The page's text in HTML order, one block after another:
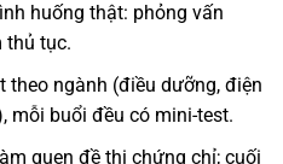
huống thật: phỏng vấn
thủ tục.
theo ngành (điều dưỡng, điện
mỗi buổi đều có mini-test.
quen đề thi chứng chỉ; cuối